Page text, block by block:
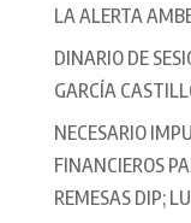
LA ALERTA
DINARIO DE
GARCÍA
NECESARIO
FINANCIEROS
REMESAS DIP;